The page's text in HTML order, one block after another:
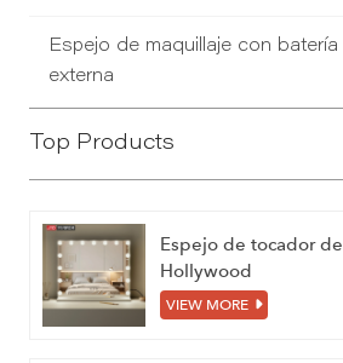
Espejo de maquillaje con batería
externa
Top Products
Espejo de tocador de
Hollywood
VIEW MORE